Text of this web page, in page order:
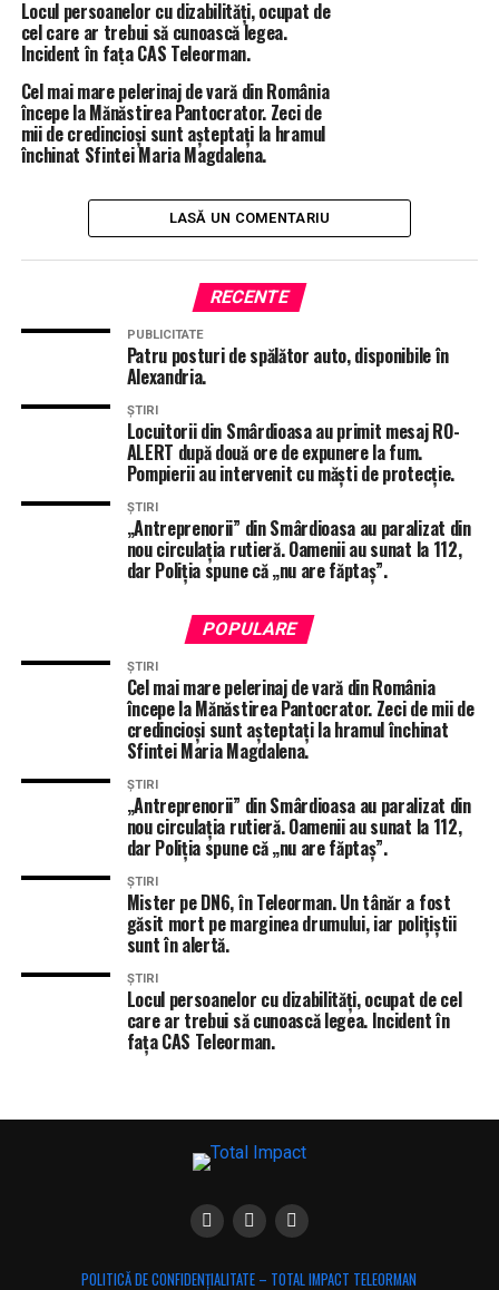
este de „loviri și alte violențe”, adică o speță care este de
competența IPJ Teleorman.
ÎNTÂMPLĂRI RECERENTE IPJ TELEORMAN
STIRI TELEORMAN
TANAR INJUNGHIAT TELEORMAN
TANAR ÎNJUNGHIAT TURNU MĂGURELE
TOTAL IMPACT
Ziua Internațională a Dunării, marcată la Zimnicea!
Bibliotecarii din Teleorman s-au reunit în orașul port,
Alexandria, sat fără câini! Constructorul care
reabilitează zona Peco amplasează semne rutiere de
capul lui, fără avizul Poliției!
Locul persoanelor cu dizabilități, ocupat de
cel care ar trebui să cunoască legea.
Incident în fața CAS Teleorman.
Cel mai mare pelerinaj de vară din România
începe la Mănăstirea Pantocrator. Zeci de
mii de credincioși sunt așteptați la hramul
închinat Sfintei Maria Magdalena.
LASĂ UN COMENTARIU
RECENTE
PUBLICITATE
Patru posturi de spălător auto, disponibile în
Alexandria.
ȘTIRI
Locuitorii din Smârdioasa au primit mesaj RO-
ALERT după două ore de expunere la fum.
Pompierii au intervenit cu măști de protecție.
ȘTIRI
„Antreprenorii” din Smârdioasa au paralizat din
nou circulația rutieră. Oamenii au sunat la 112,
dar Poliția spune că „nu are făptaș”.
POPULARE
ȘTIRI
Cel mai mare pelerinaj de vară din România
începe la Mănăstirea Pantocrator. Zeci de mii de
credincioși sunt așteptați la hramul închinat
Sfintei Maria Magdalena.
ȘTIRI
„Antreprenorii” din Smârdioasa au paralizat din
nou circulația rutieră. Oamenii au sunat la 112,
dar Poliția spune că „nu are făptaș”.
ȘTIRI
Mister pe DN6, în Teleorman. Un tânăr a fost
găsit mort pe marginea drumului, iar polițiștii
sunt în alertă.
ȘTIRI
Locul persoanelor cu dizabilități, ocupat de cel
care ar trebui să cunoască legea. Incident în
fața CAS Teleorman.
POLITICĂ DE CONFIDENȚIALITATE – TOTAL IMPACT TELEORMAN